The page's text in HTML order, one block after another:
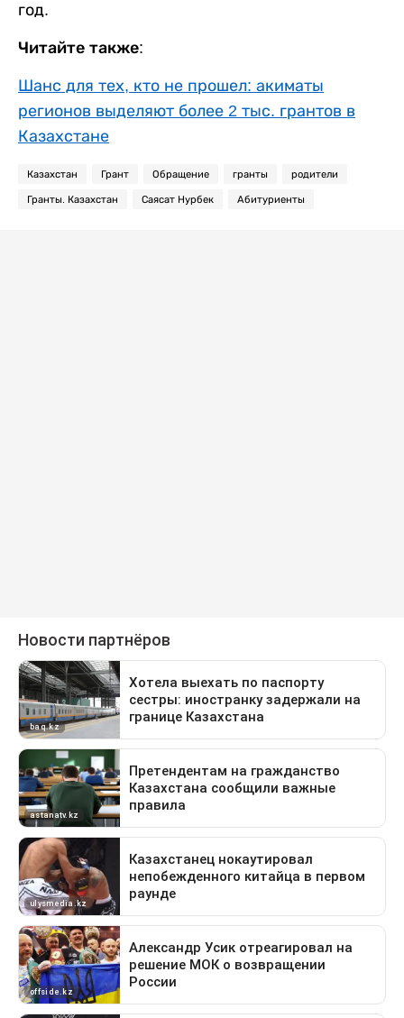
год.
Читайте также:
Шанс для тех, кто не прошел: акиматы
регионов выделяют более 2 тыс. грантов в
Казахстане
Казахстан Грант Обращение гранты родители
Гранты. Казахстан Саясат Нурбек Абитуриенты